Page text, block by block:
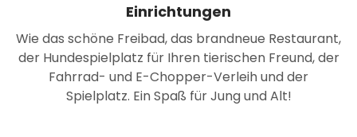
Einrichtungen
Wie das schöne Freibad, das brandneue Restaurant,
der Hundespielplatz für Ihren tierischen Freund, der
Fahrrad- und E-Chopper-Verleih und der
Spielplatz. Ein Spaß für Jung und Alt!